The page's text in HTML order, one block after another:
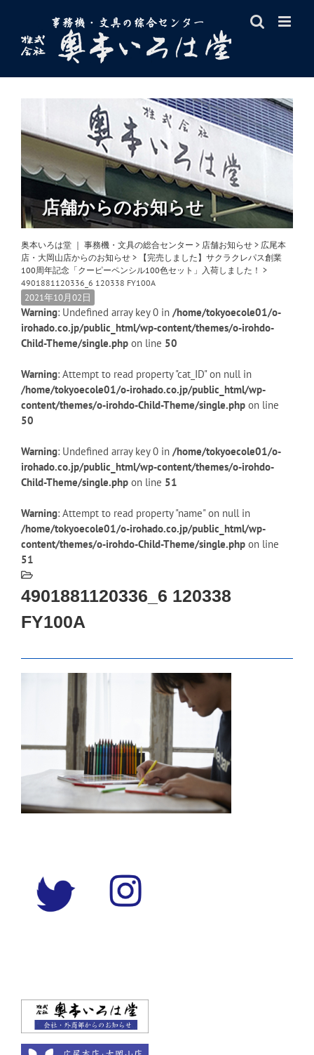
content
店舗からのお知らせ
奥本いろは堂 ｜ 事務機・文具の総合センター > 店舗お知らせ > 広尾本
店・大岡山店からのお知らせ >
【完売しました】サクラクレパス創業
100周年記念「クーピーペンシル100色セット」入荷しました！ >
4901881120336_6 120338 FY100A
2021年10月02日
Warning: Undefined array key 0 in /home/tokyoecole01/o-
irohado.co.jp/public_html/wp-content/themes/o-irohdo-
Child-Theme/single.php on line 50
Warning: Attempt to read property "cat_ID" on null in
/home/tokyoecole01/o-irohado.co.jp/public_html/wp-
content/themes/o-irohdo-Child-Theme/single.php on line
50
Warning: Undefined array key 0 in /home/tokyoecole01/o-
irohado.co.jp/public_html/wp-content/themes/o-irohdo-
Child-Theme/single.php on line 51
Warning: Attempt to read property "name" on null in
/home/tokyoecole01/o-irohado.co.jp/public_html/wp-
content/themes/o-irohdo-Child-Theme/single.php on line
51
4901881120336_6 120338
FY100A